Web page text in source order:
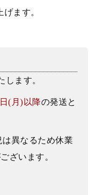
ます。
します。
(月)以降の発送と
異なるため休業
ざいます。